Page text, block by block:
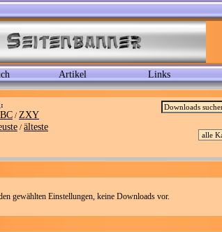
Artikel Links
/ ZXY
/ älteste
gewählten Einstellungen, keine Downloads vor.